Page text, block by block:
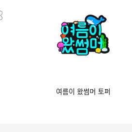
여름이 왔썸머 토퍼